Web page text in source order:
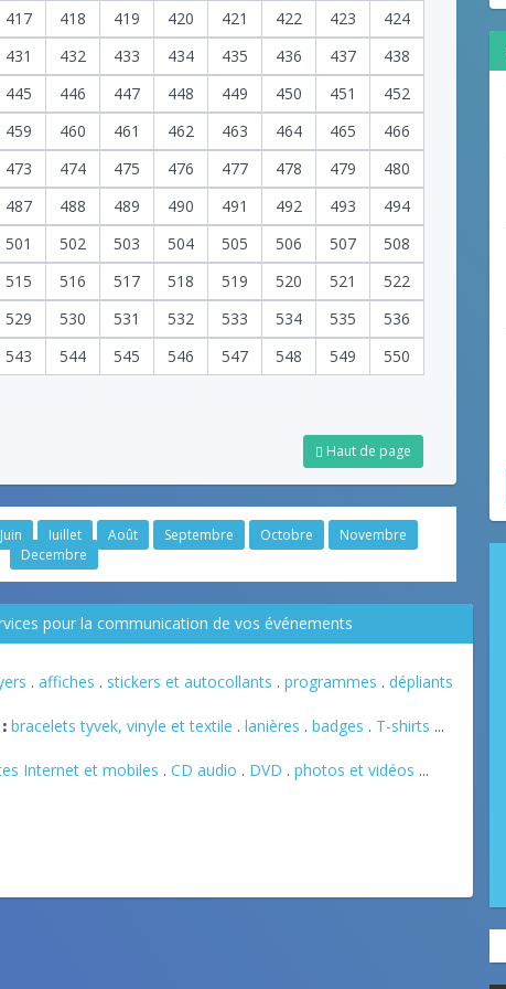
417 418 419 420 421 422 423
424
431
432 433 434 435 436 437
438
445
446 447 448 449 450 451
452
459
460 461 462 463 464 465
466
473
474 475 476 477 478 479
480
487
488 489 490 491 492 493
494
501
502 503 504 505 506 507
508
515
516 517 518 519 520 521
522
529
530 531 532 533 534 535
536
543
544 545 546 547 548 549 550
Haut de page
Juin Juillet Août Septembre Octobre
Novembre
Decembre
pour la communication de vos événements
. affiches . stickers et autocollants . programmes . dépliants
bracelets tyvek, vinyle et textile . lanières . badges . T-shirts ...
Internet et mobiles . CD audio . DVD . photos et vidéos ...